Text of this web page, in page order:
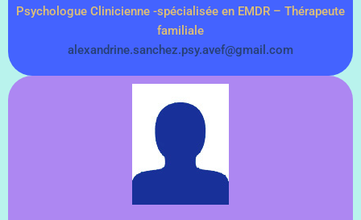
Psychologue Clinicienne -spécialisée en EMDR – Thérapeute
familiale
alexandrine.sanchez.psy.avef@gmail.com